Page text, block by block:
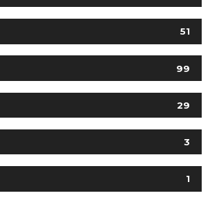
51
99
29
3
1